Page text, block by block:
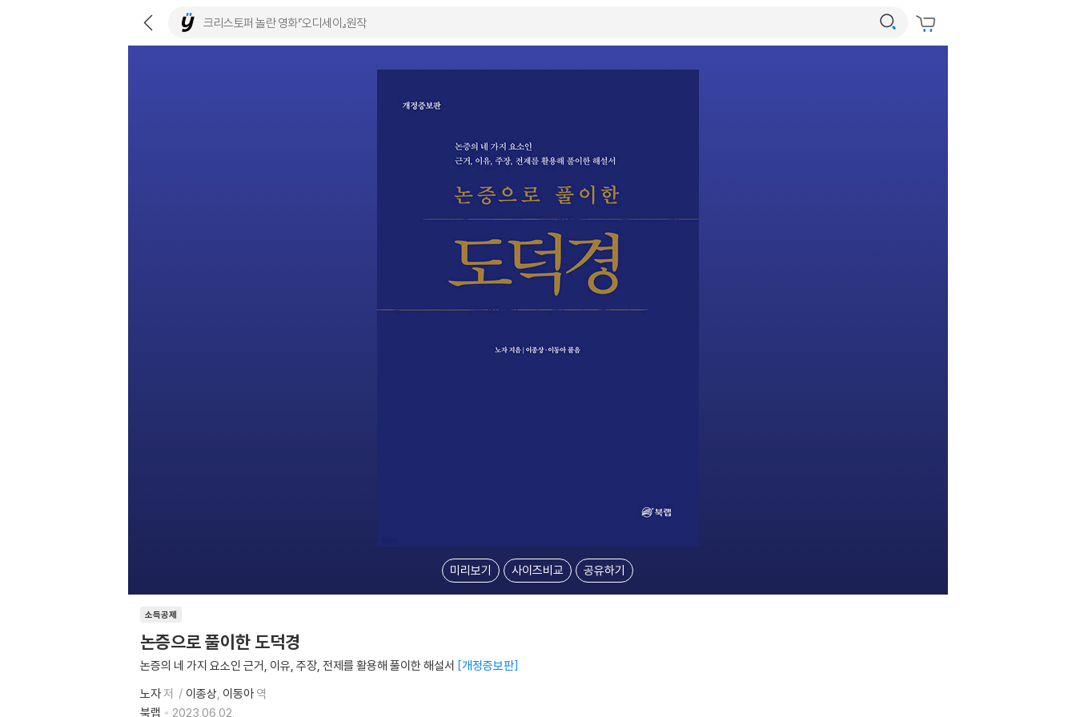
미리보기 사이즈비교 공유하기
소득공제
논증으로 풀이한 도덕경
논증의 네 가지 요소인 근거, 이유, 주장, 전제를 활용해 풀이한 해설서 개정증보판
노자저 이종상 이동아역
북랩
2023.06.02.